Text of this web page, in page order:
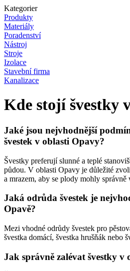
Kategorier
Produkty
Materiály
Poradenství
Nástroj
Stroje
Izolace
Stavební firma
Kanalizace
Kde stojí švestky
Jaké jsou nejvhodnější
švestek v oblasti Opavy?
Švestky preferují slunné a teplé
půdou. V oblasti Opavy je důležité
a mrazem, aby se plody mohly správně
Jaká odrůda švestek je
Opavě?
Mezi vhodné odrůdy švestek pro
švestka domácí, švestka hrušňák nebo
Jak správně zalévat švestky v